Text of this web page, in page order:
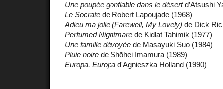
Une poupée gonflable dans le désertd’Atsushi
Le Socrate de Robert Lapoujade (1968)
Adieu ma jolie (Farewell, My Lovely) de Dick
Perfumed Nightmare de Kidlat Tahimik (1977)
Une famille dévoyée de Masayuki Suo (1984)
Pluie noire de Shōhei Imamura (1989)
Europa, Europa d'Agnieszka Holland (1990)